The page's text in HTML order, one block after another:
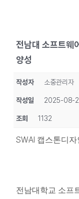
전남대 소프트웨
양성
작성자 소중관리자
작성일 2025-08-
조회 1132
SW·AI 캡스톤디자
전남대학교 소프